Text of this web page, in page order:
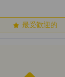
最受歡迎的